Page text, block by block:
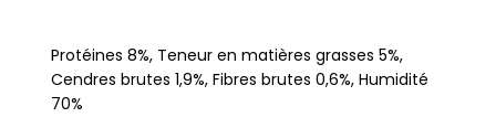
Protéines 8%, Teneur en matières grasses 5%,
Cendres brutes 1,9%, Fibres brutes 0,6%, Humidité
70%